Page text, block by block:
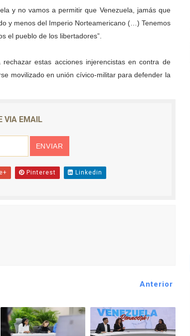
lanza Plan Agosto Escuelas Abiertas 2026
Recreacional Tilingo del Niño y la Niña Azulitense
y no vamos a permitir que Venezuela, jamás que
y menos del Imperio Norteamericano (…) Tenemos
el pueblo de los libertadores”.
estas acciones injerencistas en contra de
movilizado en unión cívico-militar para defender la
VIA EMAIL
Pinterest Linkedin
Anterior